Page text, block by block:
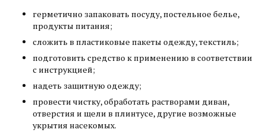
герметично запаковать посуду, постельное белье,
продукты питания;
сложить в пластиковые пакеты одежду, текстиль;
подготовить средство к применению в соответствии
с инструкцией;
надеть защитную одежду;
провести чистку, обработать растворами диван,
отверстия и щели в плинтусе, другие возможные
укрытия насекомых.